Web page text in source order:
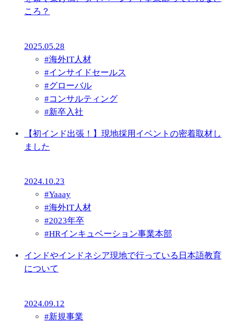
ころ？
2025.05.28
#海外IT人材
#インサイドセールス
#グローバル
#コンサルティング
#新卒入社
【初インド出張！】現地採用イベントの密着取材し
ました
2024.10.23
#Yaaay
#海外IT人材
#2023年卒
#HRインキュベーション事業本部
インドやインドネシア現地で行っている日本語教育
について
2024.09.12
#新規事業